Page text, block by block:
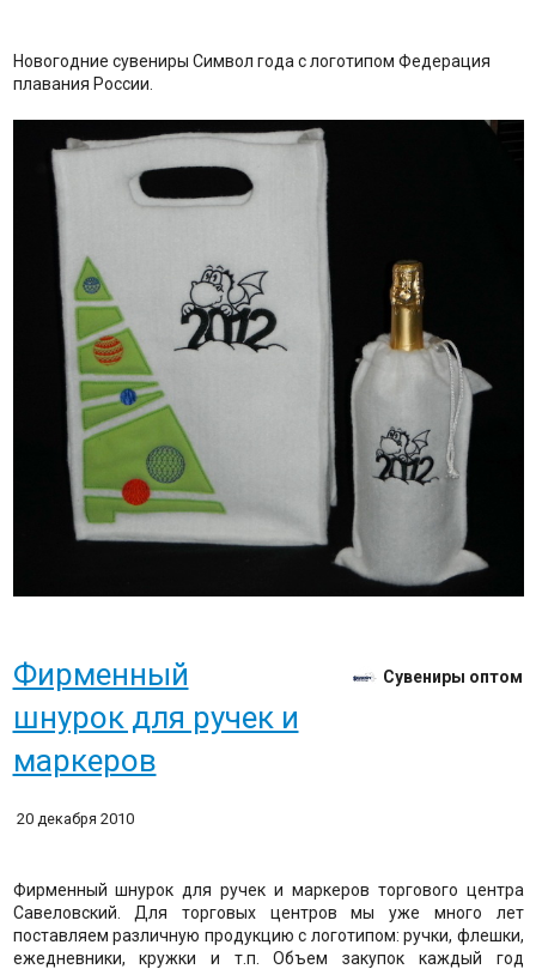
Новогодние сувениры Символ года с логотипом Федерация
плавания России.
Фирменный
шнурок для ручек и
маркеров
Сувениры оптом
20 декабря 2010
Фирменный шнурок для ручек и маркеров торгового центра
Савеловский. Для торговых центров мы уже много лет
поставляем различную продукцию с логотипом: ручки, флешки,
ежедневники, кружки и т.п. Объем закупок каждый год